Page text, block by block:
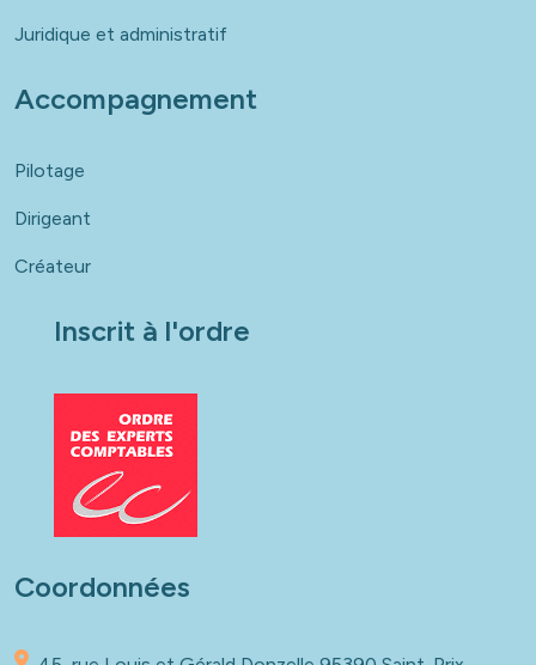
Juridique et administratif
Accompagnement
Pilotage
Dirigeant
Créateur
Inscrit à l'ordre
Coordonnées